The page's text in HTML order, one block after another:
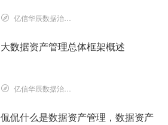
亿信华辰数据治理研究院
大数据资产管理总体框架概述
亿信华辰数据治理研究院
侃侃什么是数据资产管理，数据资产